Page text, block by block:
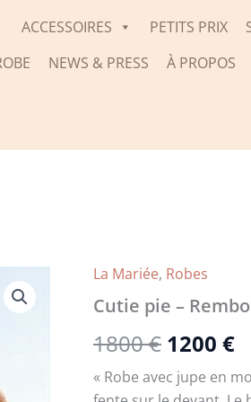
ACCESSOIRES PETITS PRIX
NEWS & PRESS À PROPOS
La Mariée, Robes
Cutie pie –
1800€
Le
prix
initial
était :
1200 €
« Robe avec jupe en